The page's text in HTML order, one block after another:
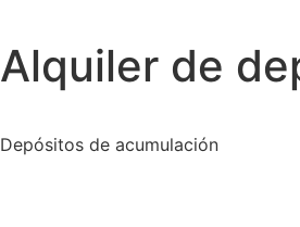
Alquiler de
Depósitos de acumulación